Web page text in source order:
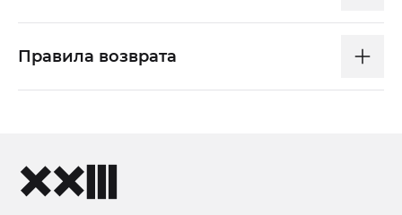
Правила возврата